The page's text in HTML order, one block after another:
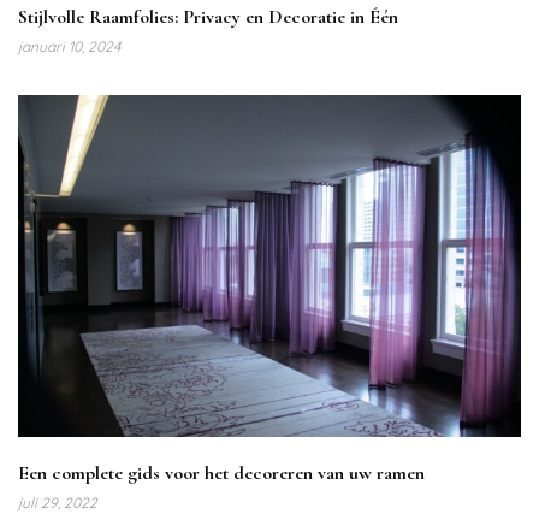
Stijlvolle Raamfolies: Privacy en Decoratie in Één
januari 10, 2024
Een complete gids voor het decoreren van uw ramen
juli 29, 2022